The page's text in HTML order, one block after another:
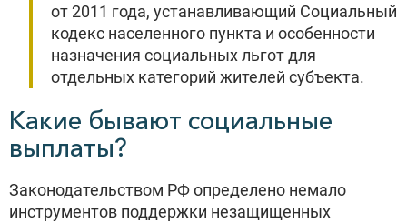
от 2011 года, устанавливающий Социальный
кодекс населенного пункта и особенности
назначения социальных льгот для
отдельных категорий жителей субъекта.
Какие бывают социальные
выплаты?
Законодательством РФ определено немало
инструментов поддержки незащищенных